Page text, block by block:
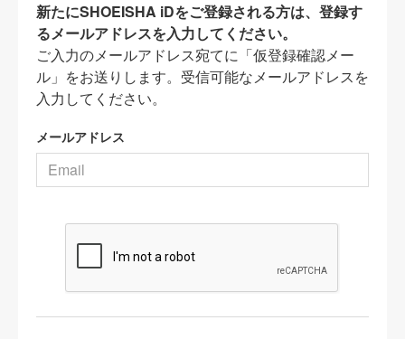
新たにSHOEISHA iDをご登録される方は、登録す
るメールアドレスを入力してください。
ご入力のメールアドレス宛てに「仮登録確認メー
ル」をお送りします。受信可能なメールアドレスを
入力してください。
メールアドレス